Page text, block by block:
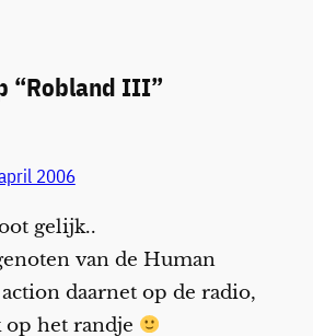
“Robland III”
2006
gelijk..
van de Human
daarnet op de radio,
op het randje